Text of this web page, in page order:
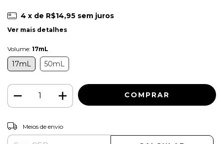
4 x de R$14,95 sem juros
Ver mais detalhes
Volume: 17mL
17mL 50mL
Entregas para o CEP:
Meios de envio